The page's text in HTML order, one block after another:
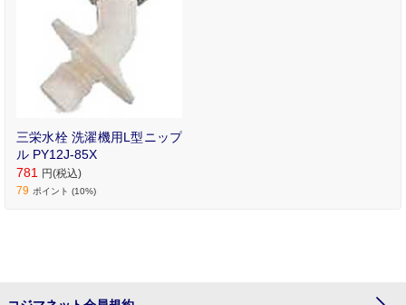
三栄水栓 洗濯機用L型ニップ
ル PY12J‐85X
781 円(税込)
79 ポイント (10%)